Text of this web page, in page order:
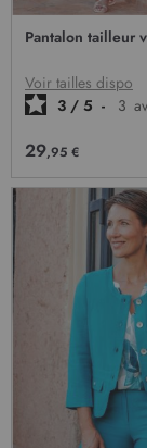
Pantalon tailleur
Voir tailles dispo
3 / 5 - 3
29,95 €